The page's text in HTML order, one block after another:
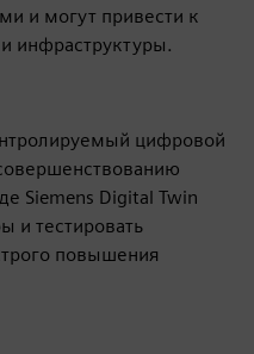
и могут привести к
инфраструктуры.
цифровой
Siemens Digital Twin
и тестировать
повышения